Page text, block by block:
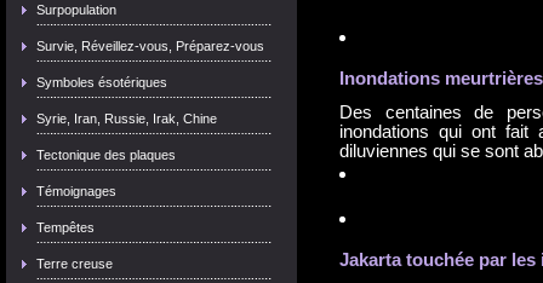
Surpopulation
Survie, Réveillez-vous, Préparez-vous
Symboles ésotériques
Syrie, Iran, Russie, Irak, Chine
Tectonique des plaques
Témoignages
Tempêtes
Terre creuse
Inondations
Des centaines de
inondations qui ont
diluviennes qui se sont
Jakarta touchée par les